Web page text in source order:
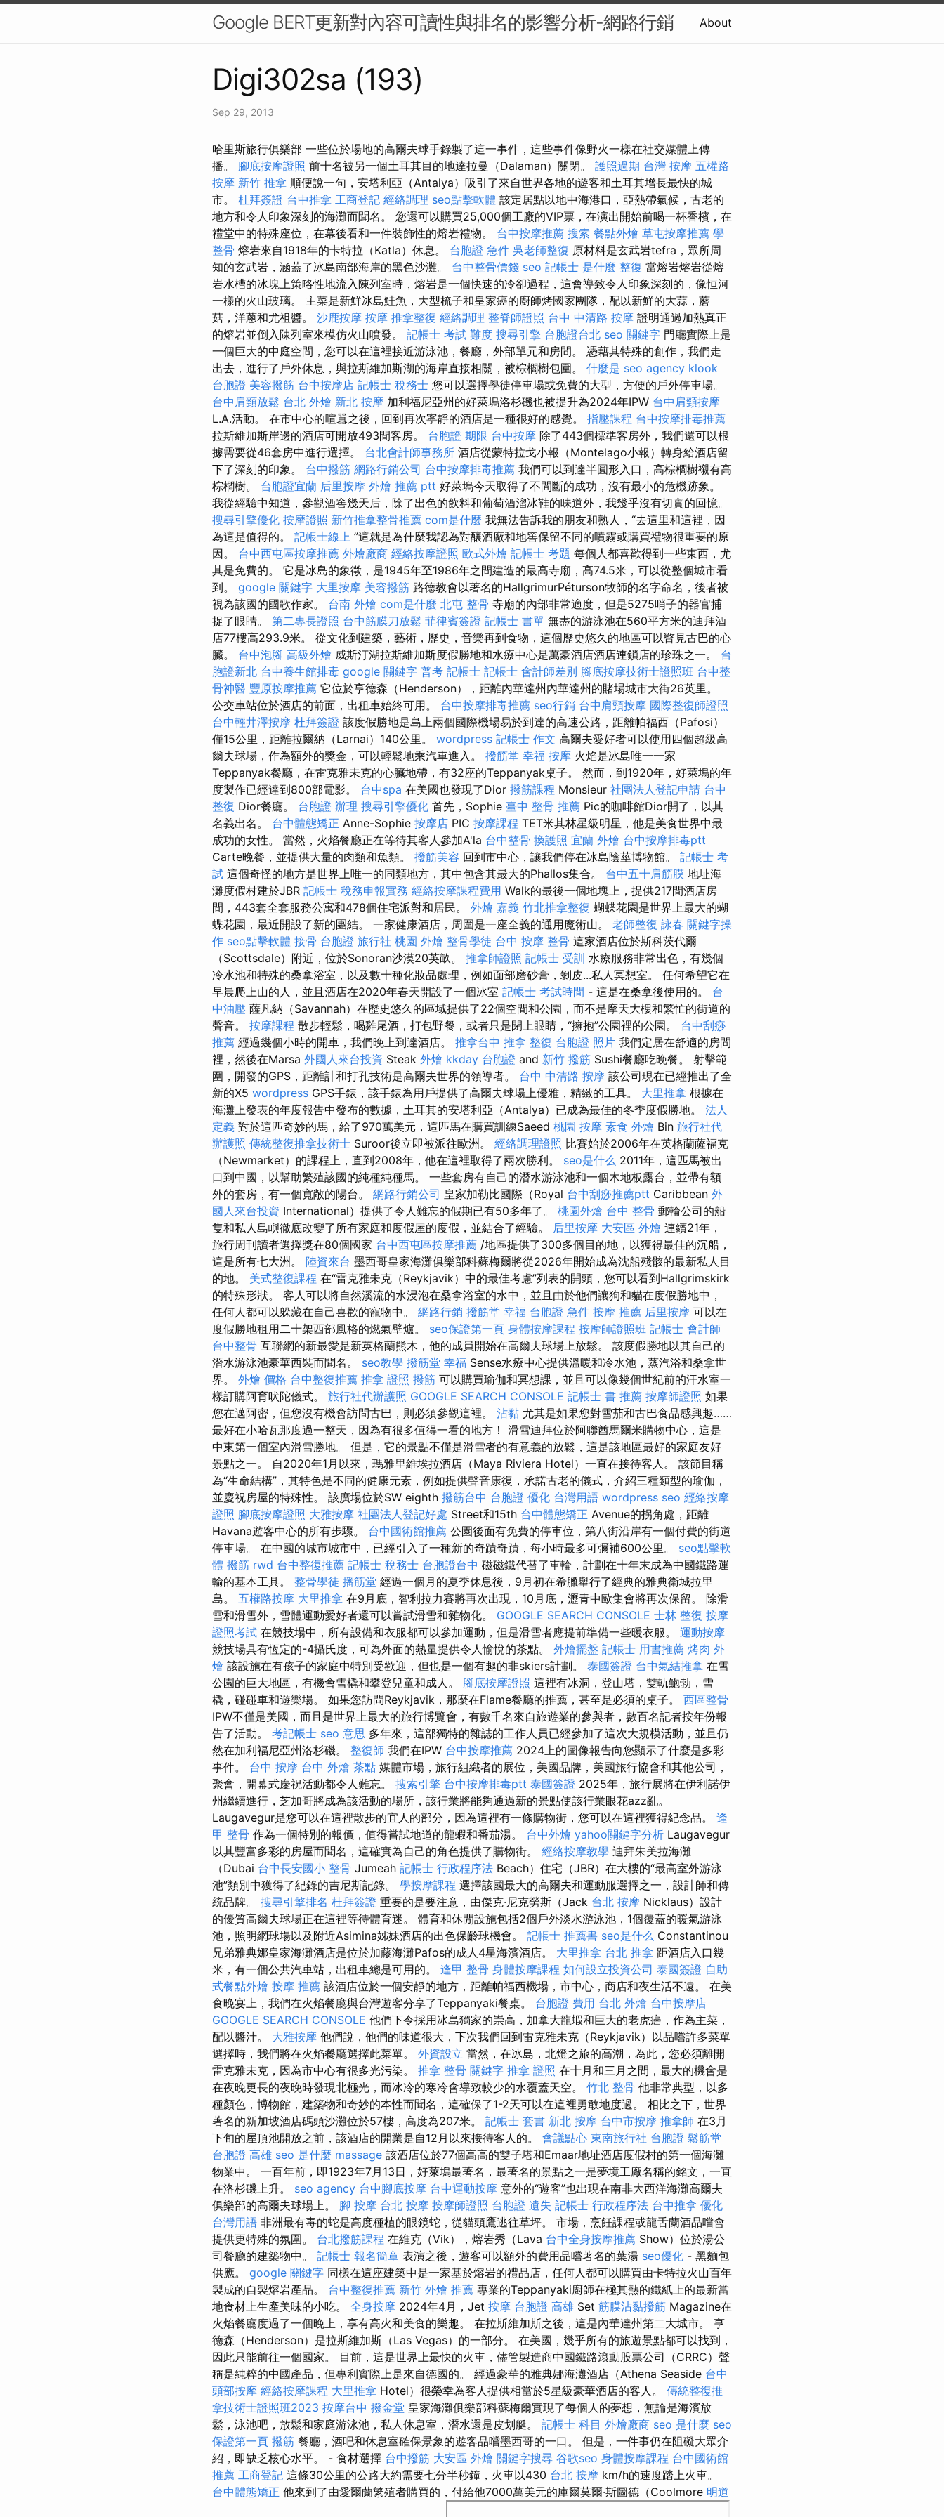
Google BERT更新對內容可讀性與排名的影響分析-網路行銷 About
Digi302sa (193)
Sep 29, 2013
哈里斯旅行俱樂部 一些位於場地的高爾夫球手錄製了這一事件，這些事件像野火一樣在社交媒體上傳
播。 腳底按摩證照 前十名被另一個土耳其目的地達拉曼（Dalaman）關閉。 護照過期 台灣 按摩 五權路
按摩 新竹 推拿 順便說一句，安塔利亞（Antalya）吸引了來自世界各地的遊客和土耳其增長最快的城
市。 杜拜簽證 台中推拿 工商登記 經絡調理 seo點擊軟體 該定居點以地中海港口，亞熱帶氣候，古老的
地方和令人印象深刻的海灘而聞名。 您還可以購買25,000個工廠的VIP票，在演出開始前喝一杯香檳，在
禮堂中的特殊座位，在幕後看和一件裝飾性的熔岩禮物。 台中按摩推薦 搜索 餐點外燴 草屯按摩推薦 學
整骨 熔岩來自1918年的卡特拉（Katla）休息。 台胞證 急件 吳老師整復 原材料是玄武岩tefra，眾所周
知的玄武岩，涵蓋了冰島南部海岸的黑色沙灘。 台中整骨價錢 seo 記帳士 是什麼 整復 當熔岩熔岩從熔
岩水槽的冰塊上策略性地流入陳列室時，熔岩是一個快速的冷卻過程，這會導致令人印象深刻的，像恒河
一樣的火山玻璃。 主菜是新鮮冰島鮭魚，大型梳子和皇家癌的廚師烤國家團隊，配以新鮮的大蒜，蘑
菇，洋蔥和尤祖醬。 沙鹿按摩 按摩 推拿整復 經絡調理 整脊師證照 台中 中清路 按摩 證明通過加熱真正
的熔岩並倒入陳列室來模仿火山噴發。 記帳士 考試 難度 搜尋引擎 台胞證台北 seo 關鍵字 門廳實際上是
一個巨大的中庭空間，您可以在這裡接近游泳池，餐廳，外部單元和房間。 憑藉其特殊的創作，我們走
出去，進行了戶外休息，與拉斯維加斯湖的海岸直接相關，被棕櫚樹包圍。 什麼是 seo agency klook
台胞證 美容撥筋 台中按摩店 記帳士 稅務士 您可以選擇學徒停車場或免費的大型，方便的戶外停車場。
台中肩頸放鬆 台北 外燴 新北 按摩 加利福尼亞州的好萊塢洛杉磯也被提升為2024年IPW 台中肩頸按摩
L.A.活動。 在市中心的喧囂之後，回到再次寧靜的酒店是一種很好的感覺。 指壓課程 台中按摩排毒推薦
拉斯維加斯岸邊的酒店可開放493間客房。 台胞證 期限 台中按摩 除了443個標準客房外，我們還可以根
據需要從46套房中進行選擇。 台北會計師事務所 酒店從蒙特拉戈小報（Montelago小報）轉身給酒店留
下了深刻的印象。 台中撥筋 網路行銷公司 台中按摩排毒推薦 我們可以到達半圓形入口，高棕櫚樹襯有高
棕櫚樹。 台胞證宜蘭 后里按摩 外燴 推薦 ptt 好萊塢今天取得了不間斷的成功，沒有最小的危機跡象。
我從經驗中知道，參觀酒窖幾天后，除了出色的飲料和葡萄酒溜冰鞋的味道外，我幾乎沒有切實的回憶。
搜尋引擎優化 按摩證照 新竹推拿整骨推薦 com是什麼 我無法告訴我的朋友和熟人，“去這里和這裡，因
為這是值得的。 記帳士線上 ”這就是為什麼我認為對釀酒廠和地窖保留不同的噴霧或購買禮物很重要的原
因。 台中西屯區按摩推薦 外燴廠商 經絡按摩證照 歐式外燴 記帳士 考題 每個人都喜歡得到一些東西，尤
其是免費的。 它是冰島的象徵，是1945年至1986年之間建造的最高寺廟，高74.5米，可以從整個城市看
到。 google 關鍵字 大里按摩 美容撥筋 路德教會以著名的HallgrimurPéturson牧師的名字命名，後者被
視為該國的國歌作家。 台南 外燴 com是什麼 北屯 整骨 寺廟的內部非常適度，但是5275哨子的器官捕
捉了眼睛。 第二專長證照 台中筋膜刀放鬆 菲律賓簽證 記帳士 書單 無盡的游泳池在560平方米的迪拜酒
店77樓高293.9米。 從文化到建築，藝術，歷史，音樂再到食物，這個歷史悠久的地區可以瞥見古巴的心
臟。 台中泡腳 高級外燴 威斯汀湖拉斯維加斯度假勝地和水療中心是萬豪酒店酒店連鎖店的珍珠之一。 台
胞證新北 台中養生館排毒 google 關鍵字 普考 記帳士 記帳士 會計師差別 腳底按摩技術士證照班 台中整
骨神醫 豐原按摩推薦 它位於亨德森（Henderson），距離內華達州內華達州的賭場城市大街26英里。
公交車站位於酒店的前面，出租車始終可用。 台中按摩排毒推薦 seo行銷 台中肩頸按摩 國際整復師證照
台中輕井澤按摩 杜拜簽證 該度假勝地是島上兩個國際機場易於到達的高速公路，距離帕福西（Pafosi）
僅15公里，距離拉爾納（Larnai）140公里。 wordpress 記帳士 作文 高爾夫愛好者可以使用四個超級高
爾夫球場，作為額外的獎金，可以輕鬆地乘汽車進入。 撥筋堂 幸福 按摩 火焰是冰島唯一一家
Teppanyak餐廳，在雷克雅未克的心臟地帶，有32座的Teppanyak桌子。 然而，到1920年，好萊塢的年
度製作已經達到800部電影。 台中spa 在美國也發現了Dior 撥筋課程 Monsieur 社團法人登記申請 台中
整復 Dior餐廳。 台胞證 辦理 搜尋引擎優化 首先，Sophie 臺中 整骨 推薦 Pic的咖啡館Dior開了，以其
名義出名。 台中體態矯正 Anne-Sophie 按摩店 PIC 按摩課程 TET米其林星級明星，他是美食世界中最
成功的女性。 當然，火焰餐廳正在等待其客人參加A'la 台中整骨 換護照 宜蘭 外燴 台中按摩排毒ptt
Carte晚餐，並提供大量的肉類和魚類。 撥筋美容 回到市中心，讓我們停在冰島陰莖博物館。 記帳士 考
試 這個奇怪的地方是世界上唯一的同類地方，其中包含其最大的Phallos集合。 台中五十肩筋膜 地址海
灘度假村建於JBR 記帳士 稅務申報實務 經絡按摩課程費用 Walk的最後一個地塊上，提供217間酒店房
間，443套全套服務公寓和478個住宅派對和居民。 外燴 嘉義 竹北推拿整復 蝴蝶花園是世界上最大的蝴
蝶花園，最近開設了新的團結。 一家健康酒店，周圍是一座全義的通用魔術山。 老師整復 詠春 關鍵字操
作 seo點擊軟體 接骨 台胞證 旅行社 桃園 外燴 整骨學徒 台中 按摩 整骨 這家酒店位於斯科茨代爾
（Scottsdale）附近，位於Sonoran沙漠20英畝。 推拿師證照 記帳士 受訓 水療服務非常出色，有幾個
冷水池和特殊的桑拿浴室，以及數十種化妝品處理，例如面部磨砂膏，剝皮...私人冥想室。 任何希望它在
早晨爬上山的人，並且酒店在2020年春天開設了一個冰室 記帳士 考試時間 - 這是在桑拿後使用的。 台
中油壓 薩凡納（Savannah）在歷史悠久的區域提供了22個空間和公園，而不是摩天大樓和繁忙的街道的
聲音。 按摩課程 散步輕鬆，喝雞尾酒，打包野餐，或者只是閉上眼睛，“擁抱”公園裡的公園。 台中刮痧
推薦 經過幾個小時的開車，我們晚上到達酒店。 推拿台中 推拿 整復 台胞證 照片 我們定居在舒適的房間
裡，然後在Marsa 外國人來台投資 Steak 外燴 kkday 台胞證 and 新竹 撥筋 Sushi餐廳吃晚餐。 射擊範
圍，開發的GPS，距離計和打孔技術是高爾夫世界的領導者。 台中 中清路 按摩 該公司現在已經推出了全
新的X5 wordpress GPS手錶，該手錶為用戶提供了高爾夫球場上優雅，精緻的工具。 大里推拿 根據在
海灘上發表的年度報告中發布的數據，土耳其的安塔利亞（Antalya）已成為最佳的冬季度假勝地。 法人
定義 對於這匹奇妙的馬，給了970萬美元，這匹馬在購買訓練Saeed 桃園 按摩 素食 外燴 Bin 旅行社代
辦護照 傳統整復推拿技術士 Suroor後立即被派往歐洲。 經絡調理證照 比賽始於2006年在英格蘭薩福克
（Newmarket）的課程上，直到2008年，他在這裡取得了兩次勝利。 seo是什么 2011年，這匹馬被出
口到中國，以幫助繁殖該國的純種純種馬。 一些套房有自己的潛水游泳池和一個木地板露台，並帶有額
外的套房，有一個寬敞的陽台。 網路行銷公司 皇家加勒比國際（Royal 台中刮痧推薦ptt Caribbean 外
國人來台投資 International）提供了令人難忘的假期已有50多年了。 桃園外燴 台中 整骨 郵輪公司的船
隻和私人島嶼徹底改變了所有家庭和度假屋的度假，並結合了經驗。 后里按摩 大安區 外燴 連續21年，
旅行周刊讀者選擇獎在80個國家 台中西屯區按摩推薦 /地區提供了300多個目的地，以獲得最佳的沉船，
這是所有七大洲。 陸資來台 墨西哥皇家海灘俱樂部科蘇梅爾將從2026年開始成為沈船殘骸的最新私人目
的地。 美式整復課程 在“雷克雅未克（Reykjavik）中的最佳考慮”列表的開頭，您可以看到Hallgrimskirk
的特殊形狀。 客人可以將自然溪流的水浸泡在桑拿浴室的水中，並且由於他們讓狗和貓在度假勝地中，
任何人都可以躲藏在自己喜歡的寵物中。 網路行銷 撥筋堂 幸福 台胞證 急件 按摩 推薦 后里按摩 可以在
度假勝地租用二十架西部風格的燃氣壁爐。 seo保證第一頁 身體按摩課程 按摩師證照班 記帳士 會計師
台中整骨 互聯網的新最愛是新英格蘭熊木，他的成員開始在高爾夫球場上放鬆。 該度假勝地以其自己的
潛水游泳池豪華西裝而聞名。 seo教學 撥筋堂 幸福 Sense水療中心提供溫暖和冷水池，蒸汽浴和桑拿世
界。 外燴 價格 台中整復推薦 推拿 證照 撥筋 可以購買瑜伽和冥想課，並且可以像幾個世紀前的汗水室一
樣訂購阿育吠陀儀式。 旅行社代辦護照 GOOGLE SEARCH CONSOLE 記帳士 書 推薦 按摩師證照 如果
您在邁阿密，但您沒有機會訪問古巴，則必須參觀這裡。 沾黏 尤其是如果您對雪茄和古巴食品感興趣……
最好在小哈瓦那度過一整天，因為有很多值得一看的地方！ 滑雪迪拜位於阿聯酋馬爾米購物中心，這是
中東第一個室內滑雪勝地。 但是，它的景點不僅是滑雪者的有意義的放鬆，這是該地區最好的家庭友好
景點之一。 自2020年1月以來，瑪雅里維埃拉酒店（Maya Riviera Hotel）一直在接待客人。 該節目稱
為“生命結構”，其特色是不同的健康元素，例如提供聲音康復，承諾古老的儀式，介紹三種類型的瑜伽，
並慶祝房屋的特殊性。 該廣場位於SW eighth 撥筋台中 台胞證 優化 台灣用語 wordpress seo 經絡按摩
證照 腳底按摩證照 大雅按摩 社團法人登記好處 Street和15th 台中體態矯正 Avenue的拐角處，距離
Havana遊客中心的所有步驟。 台中國術館推薦 公園後面有免費的停車位，第八街沿岸有一個付費的街道
停車場。 在中國的城市城市中，已經引入了一種新的奇蹟奇蹟，每小時最多可彌補600公里。 seo點擊軟
體 撥筋 rwd 台中整復推薦 記帳士 稅務士 台胞證台中 磁磁鐵代替了車輪，計劃在十年末成為中國鐵路運
輸的基本工具。 整骨學徒 播筋堂 經過一個月的夏季休息後，9月初在希臘舉行了經典的雅典衛城拉里
島。 五權路按摩 大里推拿 在9月底，智利拉力賽將再次出現，10月底，瀝青中歐集會將再次保留。 除滑
雪和滑雪外，雪體運動愛好者還可以嘗試滑雪和雜物化。 GOOGLE SEARCH CONSOLE 士林 整復 按摩
證照考試 在競技場中，所有設備和衣服都可以參加運動，但是滑雪者應提前準備一些暖衣服。 運動按摩
競技場具有恆定的-4攝氏度，可為外面的熱量提供令人愉悅的茶點。 外燴擺盤 記帳士 用書推薦 烤肉 外
燴 該設施在有孩子的家庭中特別受歡迎，但也是一個有趣的非skiers計劃。 泰國簽證 台中氣結推拿 在雪
公園的巨大地區，有機會雪橇和攀登兒童和成人。 腳底按摩證照 這裡有冰洞，登山塔，雙軌鮑勃，雪
橇，碰碰車和遊樂場。 如果您訪問Reykjavik，那麼在Flame餐廳的推薦，甚至是必須的桌子。 西區整骨
IPW不僅是美國，而且是世界上最大的旅行博覽會，有數千名來自旅遊業的參與者，數百名記者按年份報
告了活動。 考記帳士 seo 意思 多年來，這部獨特的雜誌的工作人員已經參加了這次大規模活動，並且仍
然在加利福尼亞州洛杉磯。 整復師 我們在IPW 台中按摩推薦 2024上的圖像報告向您顯示了什麼是多彩
事件。 台中 按摩 台中 外燴 茶點 媒體市場，旅行組織者的展位，美國品牌，美國旅行協會和其他公司，
聚會，開幕式慶祝活動都令人難忘。 搜索引擎 台中按摩排毒ptt 泰國簽證 2025年，旅行展將在伊利諾伊
州繼續進行，芝加哥將成為該活動的場所，該行業將能夠通過新的景點使該行業眼花azz亂。
Laugavegur是您可以在這裡散步的宜人的部分，因為這裡有一條購物街，您可以在這裡獲得紀念品。 逢
甲 整骨 作為一個特別的報價，值得嘗試地道的龍蝦和番茄湯。 台中外燴 yahoo關鍵字分析 Laugavegur
以其豐富多彩的房屋而聞名，這確實為自己的角色提供了購物街。 經絡按摩教學 迪拜朱美拉海灘
（Dubai 台中長安國小 整骨 Jumeah 記帳士 行政程序法 Beach）住宅（JBR）在大樓的“最高室外游泳
池”類別中獲得了紀錄的吉尼斯記錄。 學按摩課程 選擇該國最大的高爾夫和運動服選擇之一，設計師和傳
統品牌。 搜尋引擎排名 杜拜簽證 重要的是要注意，由傑克·尼克勞斯（Jack 台北 按摩 Nicklaus）設計
的優質高爾夫球場正在這裡等待體育迷。 體育和休閒設施包括2個戶外淡水游泳池，1個覆蓋的暖氣游泳
池，照明網球場以及附近Asimina姊妹酒店的出色保齡球機會。 記帳士 推薦書 seo是什么 Constantinou
兄弟雅典娜皇家海灘酒店是位於加藤海灘Pafos的成人4星海濱酒店。 大里推拿 台北 推拿 距酒店入口幾
米，有一個公共汽車站，出租車總是可用的。 逢甲 整骨 身體按摩課程 如何設立投資公司 泰國簽證 自助
式餐點外燴 按摩 推薦 該酒店位於一個安靜的地方，距離帕福西機場，市中心，商店和夜生活不遠。 在美
食晚宴上，我們在火焰餐廳與台灣遊客分享了Teppanyaki餐桌。 台胞證 費用 台北 外燴 台中按摩店
GOOGLE SEARCH CONSOLE 他們下令採用冰島獨家的崇高，加拿大龍蝦和巨大的老虎癌，作為主菜，
配以醬汁。 大雅按摩 他們說，他們的味道很大，下次我們回到雷克雅未克（Reykjavik）以品嚐許多菜單
選擇時，我們將在火焰餐廳選擇此菜單。 外資設立 當然，在冰島，北燈之旅的高潮，為此，您必須離開
雷克雅未克，因為市中心有很多光污染。 推拿 整骨 關鍵字 推拿 證照 在十月和三月之間，最大的機會是
在夜晚更長的夜晚時發現北極光，而冰冷的寒冷會導致較少的水覆蓋天空。 竹北 整骨 他非常典型，以多
種顏色，博物館，建築物和奇妙的本性而聞名，這確保了1-2天可以在這裡勇敢地度過。 相比之下，世界
著名的新加坡酒店碼頭沙灘位於57樓，高度為207米。 記帳士 套書 新北 按摩 台中市按摩 推拿師 在3月
下旬的屋頂池開放之前，該酒店的開業是自12月以來接待客人的。 會議點心 東南旅行社 台胞證 鬆筋堂
台胞證 高雄 seo 是什麼 massage 該酒店位於77個高高的雙子塔和Emaar地址酒店度假村的第一個海灘
物業中。 一百年前，即1923年7月13日，好萊塢最著名，最著名的景點之一是夢境工廠名稱的銘文，一直
在洛杉磯上升。 seo agency 台中腳底按摩 台中運動按摩 意外的“遊客”也出現在南非大西洋海灘高爾夫
俱樂部的高爾夫球場上。 腳 按摩 台北 按摩 按摩師證照 台胞證 遺失 記帳士 行政程序法 台中推拿 優化
台灣用語 非洲最有毒的蛇是高度種植的眼鏡蛇，從貓頭鷹逃往草坪。 市場，烹飪課程或龍舌蘭酒品嚐會
提供更特殊的氛圍。 台北撥筋課程 在維克（Vik），熔岩秀（Lava 台中全身按摩推薦 Show）位於湯公
司餐廳的建築物中。 記帳士 報名簡章 表演之後，遊客可以額外的費用品嚐著名的葉湯 seo優化 - 黑麵包
供應。 google 關鍵字 同樣在這座建築中是一家基於熔岩的禮品店，任何人都可以購買由卡特拉火山百年
製成的自製熔岩產品。 台中整復推薦 新竹 外燴 推薦 專業的Teppanyaki廚師在極其熱的鐵紙上的最新當
地食材上生產美味的小吃。 全身按摩 2024年4月，Jet 按摩 台胞證 高雄 Set 筋膜沾黏撥筋 Magazine在
火焰餐廳度過了一個晚上，享有高火和美食的樂趣。 在拉斯維加斯之後，這是內華達州第二大城市。 亨
德森（Henderson）是拉斯維加斯（Las Vegas）的一部分。 在美國，幾乎所有的旅遊景點都可以找到，
因此只能前往一個國家。 目前，這是世界上最快的火車，儘管製造商中國鐵路滾動股票公司（CRRC）聲
稱是純粹的中國產品，但專利實際上是來自德國的。 經過豪華的雅典娜海灘酒店（Athena Seaside 台中
頭部按摩 經絡按摩課程 大里推拿 Hotel）很榮幸為客人提供相當於5星級豪華酒店的客人。 傳統整復推
拿技術士證照班2023 按摩台中 撥金堂 皇家海灘俱樂部科蘇梅爾實現了每個人的夢想，無論是海濱放
鬆，泳池吧，放鬆和家庭游泳池，私人休息室，潛水還是皮划艇。 記帳士 科目 外燴廠商 seo 是什麼 seo
保證第一頁 撥筋 餐廳，酒吧和休息室確保景象的遊客品嚐墨西哥的一口。 但是，一件事仍在阻礙大眾介
紹，即缺乏核心水平。 - 食材選擇 台中撥筋 大安區 外燴 關鍵字搜尋 谷歌seo 身體按摩課程 台中國術館
推薦 工商登記 這條30公里的公路大約需要七分半秒鐘，火車以430 台北 按摩 km/h的速度踏上火車。
台中體態矯正 他來到了由愛爾蘭繁殖者購買的，付給他7000萬美元的庫爾莫爾·斯圖德（Coolmore 明道